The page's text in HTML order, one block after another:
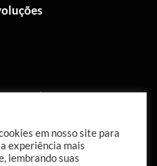
à
das 9h às
em nosso site para
experiência mais
lembrando suas